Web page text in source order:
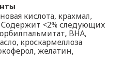
кислота, крахмал,
<2% следующих
BHA,
кроскармеллоза
желатин,